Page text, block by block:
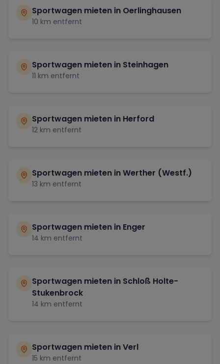
Sportwagen mieten in Oerlinghausen
10 km entfernt
Sportwagen mieten in Steinhagen
11 km entfernt
Sportwagen mieten in Herford
12 km entfernt
Sportwagen mieten inWerther (Westf.)
13 km entfernt
Sportwagen mieten in Enger
14 km entfernt
Sportwagen mieten in Schloß Holte-
Stukenbrock
14 km entfernt
Sportwagen mieten inVerl
15 km entfernt